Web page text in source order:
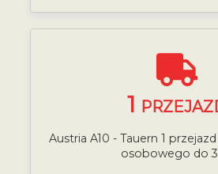
1
Austria A10 - Tauern 1
osobowego do